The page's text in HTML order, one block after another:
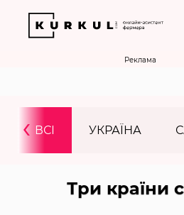
Реклама
ВСІ УКРАЇНА
‹
Три країни